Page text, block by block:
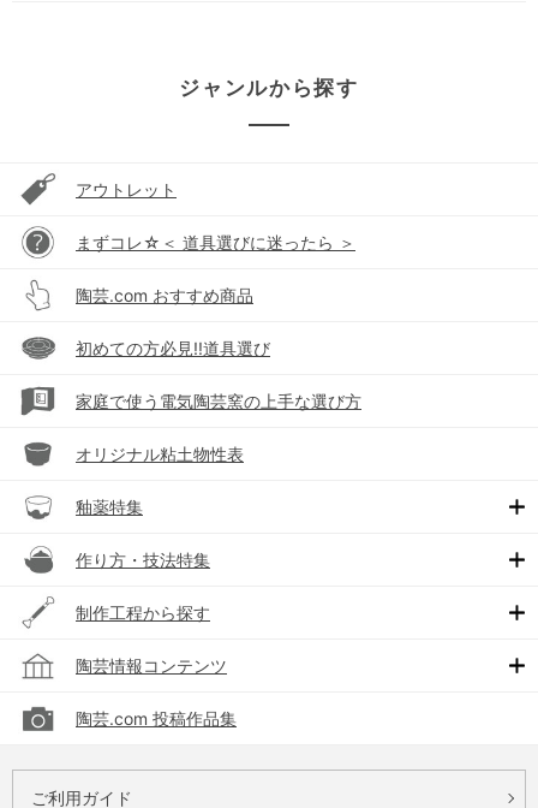
ジャンルから探す
アウトレット
まずコレ☆＜ 道具選びに迷ったら ＞
陶芸.com おすすめ商品
初めての方必見!!道具選び
家庭で使う電気陶芸窯の上手な選び方
オリジナル粘土物性表
釉薬特集
作り方・技法特集
制作工程から探す
陶芸情報コンテンツ
陶芸.com 投稿作品集
ご利用ガイド